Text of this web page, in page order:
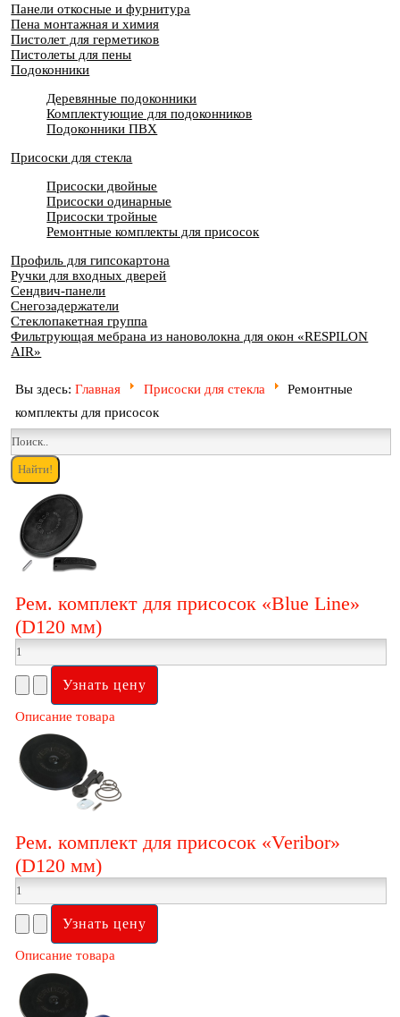
Панели откосные и фурнитура
Пена монтажная и химия
Пистолет для герметиков
Пистолеты для пены
Подоконники
Деревянные подоконники
Комплектующие для подоконников
Подоконники ПВХ
Присоски для стекла
Присоски двойные
Присоски одинарные
Присоски тройные
Ремонтные комплекты для присосок
Профиль для гипсокартона
Ручки для входных дверей
Сендвич-панели
Снегозадержатели
Стеклопакетная группа
Фильтрующая мебрана из нановолокна для окон «RESPILON
AIR»
Вы здесь:Главная Присоски для стекла
Ремонтные
комплекты для присосок
Рем. комплект для присосок «Blue Line»
(D120 мм)
Описание товара
Рем. комплект для присосок «Veribor»
(D120 мм)
Описание товара